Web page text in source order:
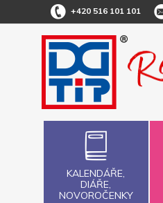
+420 516 101 101
KALENDÁŘE,
DIÁŘE,
NOVOROČENKY